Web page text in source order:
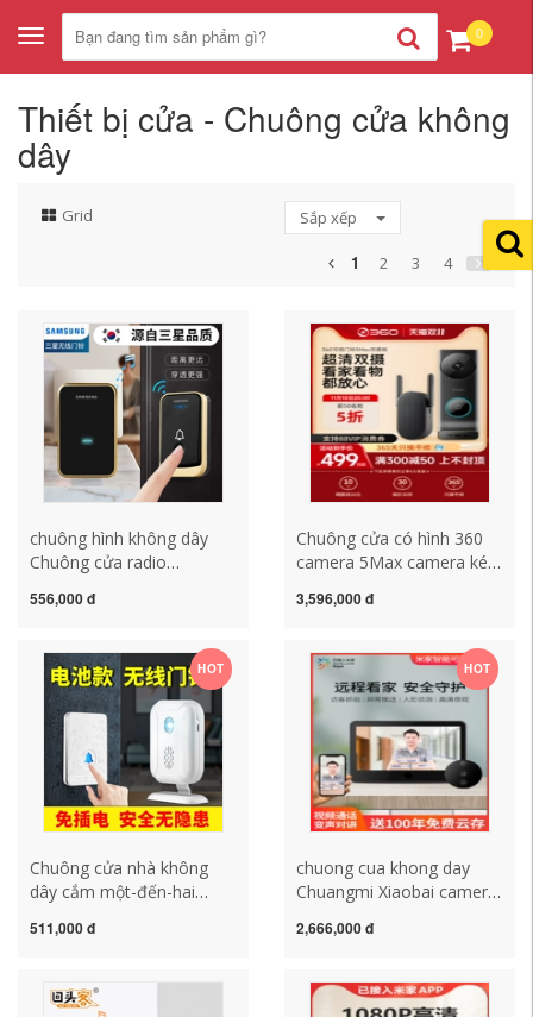
Toggle
navigation
0
Thiết bị cửa - Chuông cửa không
dây
Grid Sắp xếp
1 2 3 4
chuông hình không dây
Chuông cửa radio
kéo một chuông cửa dài -
điều khiển từ xa thông
minh chuông không dây
không dùng pin chuông
báo không dây
556,000 đ
Chuông cửa có hình 360
camera 5Max camera kép
minh mắt mèo giám sát
tử mắt mèo chuông hình
không dây chuông không
dây không dùng pin
3,596,000 đ
HOT
Chuông cửa nhà không
dây cắm một-đến-hai
tử thông minh máy nhắn
không thấm nước chuong
bao dong khong day
511,000 đ
HOT
chuong cua khong day
Chuangmi Xiaobai camera
mèo điện tử thông minh
video không dây chuông
báo không dây chuong
2,666,000 đ